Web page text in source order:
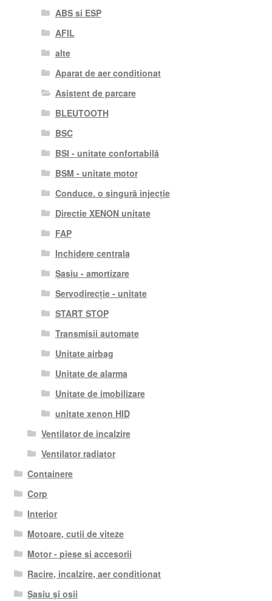
ABS si ESP
AFIL
alte
Aparat de aer conditionat
Asistent de parcare
BLEUTOOTH
BSC
BSI - unitate confortabilă
BSM - unitate motor
Conduce. o singură injecție
Directie XENON unitate
FAP
Inchidere centrala
Șasiu - amortizare
Servodirecție - unitate
START STOP
Transmisii automate
Unitate airbag
Unitate de alarma
Unitate de imobilizare
unitate xenon HID
Ventilator de incalzire
Ventilator radiator
Containere
Corp
Interior
Motoare, cutii de viteze
Motor - piese si accesorii
Racire, incalzire, aer conditionat
Șasiu și osii